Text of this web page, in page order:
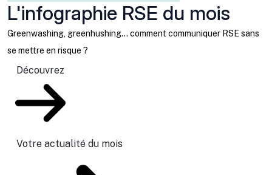
L'infographie RSE du mois
Greenwashing, greenhushing… comment communiquer RSE sans
se mettre en risque ?
Découvrez
Votre actualité du mois